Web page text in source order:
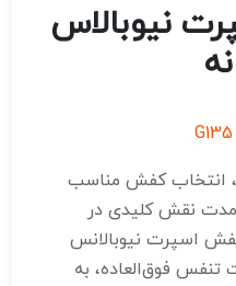
نیوبالاس
انتخاب کفش مناسب
مدت نقش کلیدی در
اسپرت نیوبالانس
تنفس فوق‌العاده، به